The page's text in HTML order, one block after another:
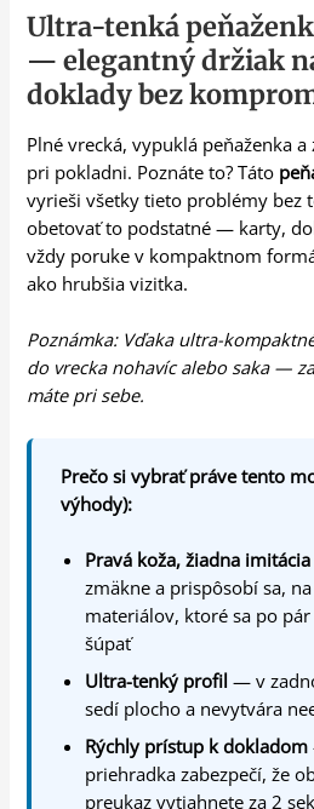
Ultra-tenká
— elegantný držiak
doklady bez
Plné vrecká, vypuklá peňaženka
pri pokladni. Poznáte to? Táto
vyrieši všetky tieto problémy bez
obetovať to podstatné — karty,
vždy poruke v kompaktnom
ako hrubšia vizitka.
Poznámka: Vďaka ultra-
do vrecka nohavíc alebo saka —
máte pri sebe.
Prečo si vybrať práve tento
výhody):
Pravá koža, žiadna imitácia
zmäkne a prispôsobí sa,
materiálov, ktoré sa po
šúpať
Ultra-tenký profil — v
sedí plocho a nevytvára
Rýchly prístup k dokladom
priehradka zabezpečí, že
preukaz vytiahnete za 2